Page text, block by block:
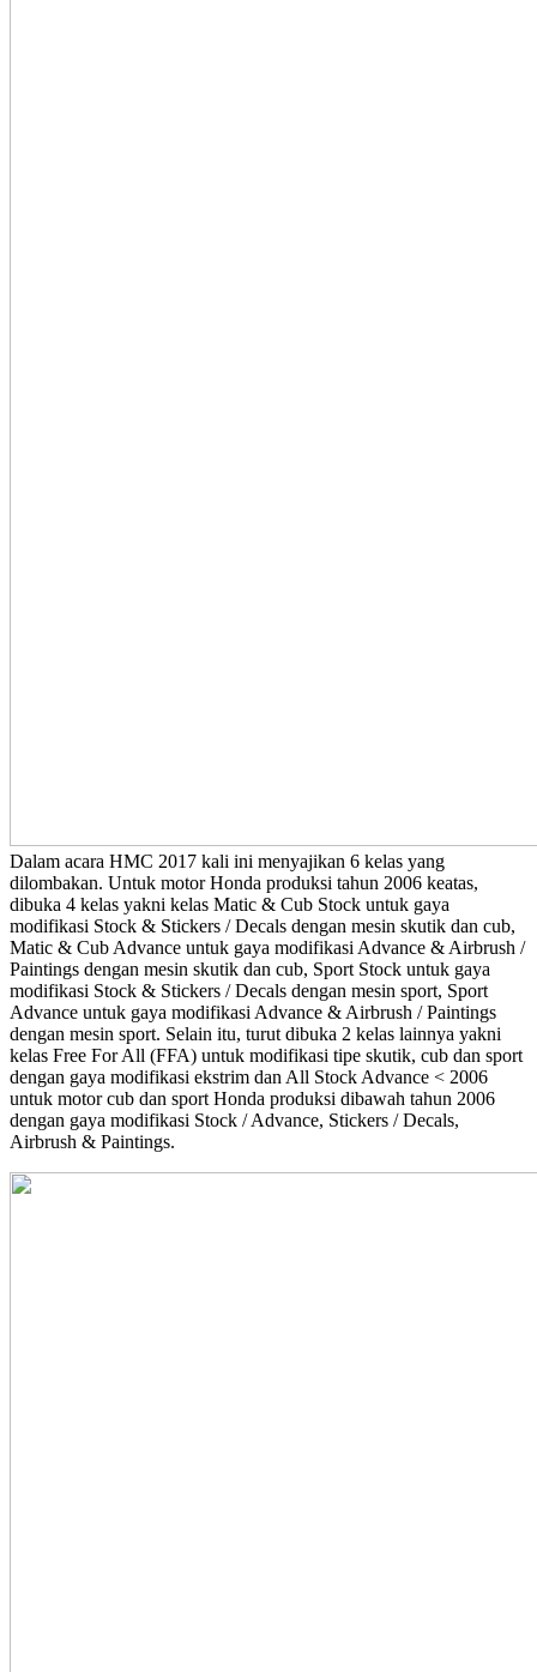
Dalam acara HMC 2017 kali ini menyajikan 6 kelas yang
dilombakan. Untuk motor Honda produksi tahun 2006 keatas,
dibuka 4 kelas yakni kelas Matic & Cub Stock untuk gaya
modifikasi Stock & Stickers / Decals dengan mesin skutik dan cub,
Matic & Cub Advance untuk gaya modifikasi Advance & Airbrush /
Paintings dengan mesin skutik dan cub, Sport Stock untuk gaya
modifikasi Stock & Stickers / Decals dengan mesin sport, Sport
Advance untuk gaya modifikasi Advance & Airbrush / Paintings
dengan mesin sport. Selain itu, turut dibuka 2 kelas lainnya yakni
kelas Free For All (FFA) untuk modifikasi tipe skutik, cub dan sport
dengan gaya modifikasi ekstrim dan All Stock Advance < 2006
untuk motor cub dan sport Honda produksi dibawah tahun 2006
dengan gaya modifikasi Stock / Advance, Stickers / Decals,
Airbrush & Paintings.